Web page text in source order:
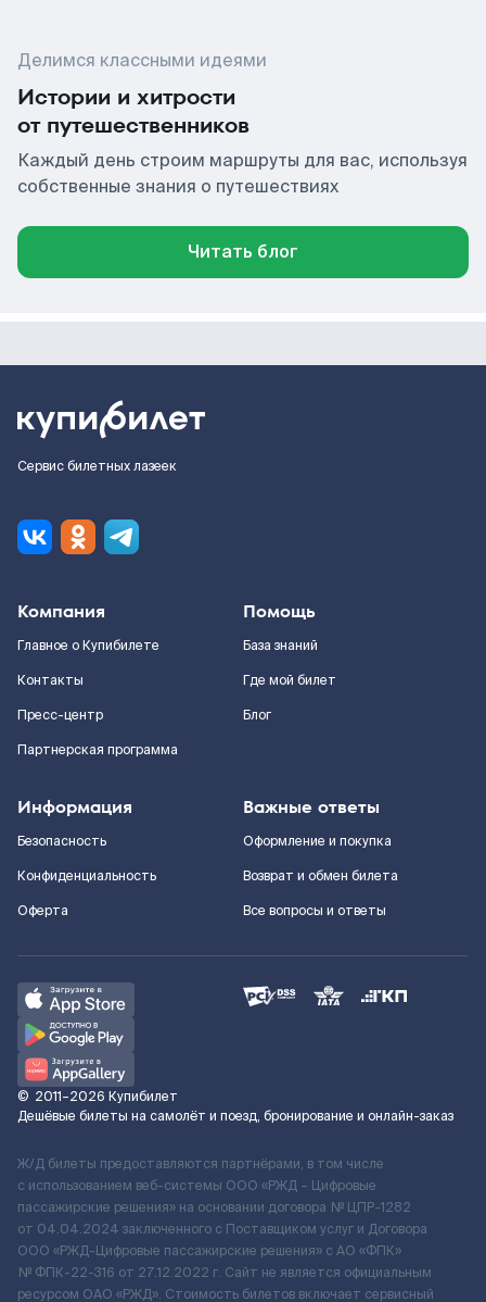
Делимся классными идеями
Истории и хитрости
от путешественников
Каждый день строим маршруты для вас, используя
собственные знания о путешествиях
Читать блог
Сервис билетных лазеек
Компания
Главное о Купибилете
Контакты
Пресс-центр
Партнерская программа
Помощь
База знаний
Где мой билет
Блог
Информация
Безопасность
Конфиденциальность
Оферта
Важные ответы
Оформление и покупка
Возврат и обмен билета
Все вопросы и ответы
© 2011–2026 Купибилет
Дешёвые билеты на самолёт и поезд, бронирование и онлайн-заказ
Ж/Д билеты предоставляются партнёрами, в том числе
с использованием веб-системы ООО «РЖД – Цифровые
пассажирские решения» на основании договора № ЦПР-1282
от 04.04.2024 заключенного с Поставщиком услуг и Договора
ООО «РЖД-Цифровые пассажирские решения» c АО «ФПК»
№ ФПК-22-316 от 27.12.2022 г. Сайт не является официальным
ресурсом ОАО «РЖД». Стоимость билетов включает сервисный